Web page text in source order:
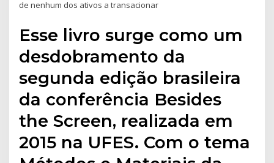
de nenhum dos ativos a transacionar
Esse livro surge como um
desdobramento da
segunda edição brasileira
da conferência Besides
the Screen, realizada em
2015 na UFES. Com o tema